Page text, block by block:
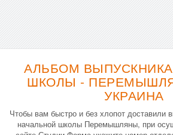
АЛЬБОМ
ШКОЛЫ -
УКРАИНА
Чтобы вам быстро и без хлопот доставили
начальной школы Перемышляны, при